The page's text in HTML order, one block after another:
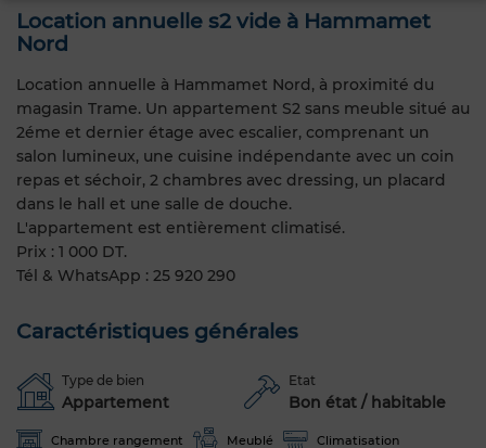
Location annuelle s2 vide à Hammamet
Nord
Location annuelle à Hammamet Nord, à proximité du
magasin Trame. Un appartement S2 sans meuble situé au
2éme et dernier étage avec escalier, comprenant un
salon lumineux, une cuisine indépendante avec un coin
repas et séchoir, 2 chambres avec dressing, un placard
dans le hall et une salle de douche.
L'appartement est entièrement climatisé.
Prix : 1 000 DT.
Tél & WhatsApp : 25 920 290
Caractéristiques générales
Type de bien
Appartement
Etat
Bon état / habitable
Chambre rangement Meublé Climatisation